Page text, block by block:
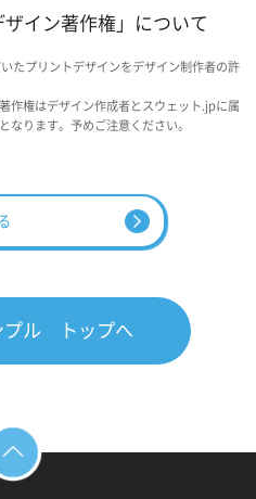
イン著作権」について
たプリントデザインをデザイン制作者の許
作権はデザイン作成者とスウェット.jpに属
なります。予めご注意ください。
プル トップへ